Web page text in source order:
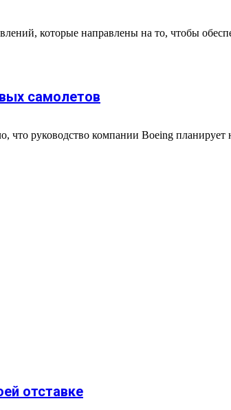
которые направлены на то, чтобы
самолетов
что руководство компании Boeing
отставке